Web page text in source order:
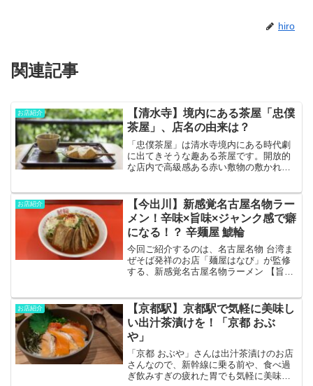
hiro
関連記事
お店紹介
【清水寺】境内にある茶屋「忠僕
茶屋」、店名の由来は？
「忠僕茶屋」は清水寺境内にある時代劇
に出てきそうな趣ある茶屋です。開放的
な店内で高級感ある赤い敷物の敷かれた
ほうじ茶とぴったりでした。気になる詳
細はこちらから！
お店紹介
【今出川】新感覚名古屋名物ラー
メン！辛味×旨味×ジャンク感で癖
になる！？ 辛麺屋 鯱輪
今回ご紹介するのは、名古屋名物 台湾ま
ぜそば発祥のお店「麺屋はなび」が監修
する、新感覚名古屋名物ラーメン 【旨辛
の色物系ラーメン」を自称するだけあっ
てジャンク系らしいガ...
お店紹介
【京都駅】京都駅で気軽に美味し
い出汁茶漬けを！「京都 おぶ
や」
「京都 おぶや」さんは出汁茶漬けのお店
さんなので、新幹線に乗る前や、食べ過
ぎ飲みすぎの疲れた胃でも気軽に美味し